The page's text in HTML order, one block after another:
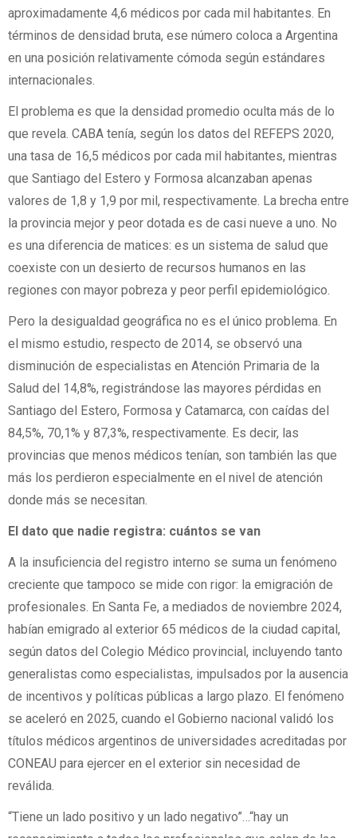
aproximadamente 4,6 médicos por cada mil habitantes. En
términos de densidad bruta, ese número coloca a Argentina
en una posición relativamente cómoda según estándares
internacionales.
El problema es que la densidad promedio oculta más de lo
que revela. CABA tenía, según los datos del REFEPS 2020,
una tasa de 16,5 médicos por cada mil habitantes, mientras
que Santiago del Estero y Formosa alcanzaban apenas
valores de 1,8 y 1,9 por mil, respectivamente. La brecha entre
la provincia mejor y peor dotada es de casi nueve a uno. No
es una diferencia de matices: es un sistema de salud que
coexiste con un desierto de recursos humanos en las
regiones con mayor pobreza y peor perfil epidemiológico.
Pero la desigualdad geográfica no es el único problema. En
el mismo estudio, respecto de 2014, se observó una
disminución de especialistas en Atención Primaria de la
Salud del 14,8%, registrándose las mayores pérdidas en
Santiago del Estero, Formosa y Catamarca, con caídas del
84,5%, 70,1% y 87,3%, respectivamente. Es decir, las
provincias que menos médicos tenían, son también las que
más los perdieron especialmente en el nivel de atención
donde más se necesitan.
El dato que nadie registra: cuántos se van
A la insuficiencia del registro interno se suma un fenómeno
creciente que tampoco se mide con rigor: la emigración de
profesionales. En Santa Fe, a mediados de noviembre 2024,
habían emigrado al exterior 65 médicos de la ciudad capital,
según datos del Colegio Médico provincial, incluyendo tanto
generalistas como especialistas, impulsados por la ausencia
de incentivos y políticas públicas a largo plazo. El fenómeno
se aceleró en 2025, cuando el Gobierno nacional validó los
títulos médicos argentinos de universidades acreditadas por
CONEAU para ejercer en el exterior sin necesidad de
reválida.
“Tiene un lado positivo y un lado negativo”…“hay un